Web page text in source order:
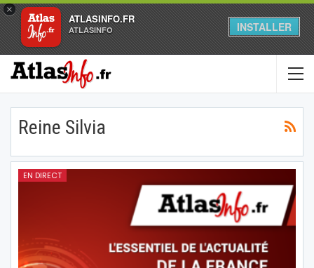
×
ATLASINFO.FR
ATLASINFO INSTALLER
Reine Silvia
EN DIRECT